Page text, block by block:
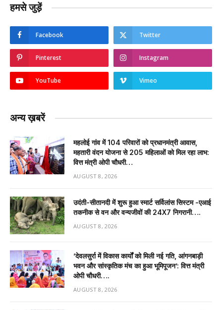
हमसे जुड़ें
Facebook Twitter
Pinterest Instagram
YouTube Vimeo
अन्य ख़बरें
महलोई गांव में 104 परिवारों को प्रधानमंत्री आवास,
महतारी वंदन योजना से 205 महिलाओं को मिल रहा लाभ:
वित्त मंत्री ओपी चौधरी…
AUGUST 8, 2026
उदंती-सीतानदी में शुरू हुआ स्मार्ट सर्विलांस सिस्टम -एआई
तकनीक से वन और वन्यजीवों की 24X7 निगरानी….
AUGUST 8, 2026
’देवलसुर्रा में विकास कार्यों को मिली नई गति, आंगनबाड़ी
भवन और सांस्कृतिक मंच का हुआ भूमिपूजन’: वित्त मंत्री
ओपी चौधरी….
AUGUST 8, 2026